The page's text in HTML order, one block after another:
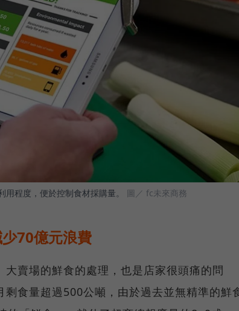
程度，便於控制食材採購量。 圖／ fc未來商務
70億元浪費
賣場的鮮食的處理，也是店家很頭痛的問
食量超過500公噸，由於過去並無精準的鮮